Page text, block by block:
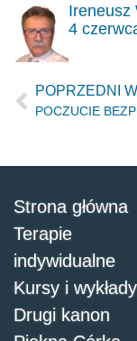
Ireneusz
4
POPRZEDNI
Strona główna
Terapie
indywidualne
Kursy i wykłady
Drugi kanon